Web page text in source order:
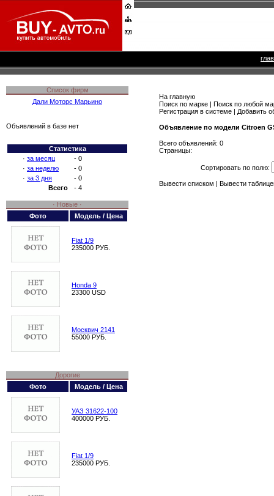
Список фирм
Дали Моторс Марьино
Объявлений в базе нет
Статистика
· за месяц
- 0
· за неделю
- 0
· за 3 дня
- 0
Всего
- 4
· Новые ·
Фото
Модель / Цена
Fiat 1/9
235000 РУБ.
Honda 9
23300 USD
Москвич 2141
55000 РУБ.
Дорогие
Фото
Модель / Цена
УАЗ 31622-100
400000 РУБ.
Fiat 1/9
235000 РУБ.
На главную
Поиск по марке | Поиск по любой
Регистрация в системе | Добавить
Объявление по модели Citroen
Всего объявлений: 0
Страницы:
Сортировать по полю:
Вывести списком Вывести